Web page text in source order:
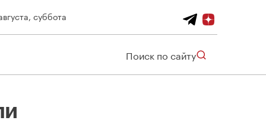
суббота
Поиск по сайту